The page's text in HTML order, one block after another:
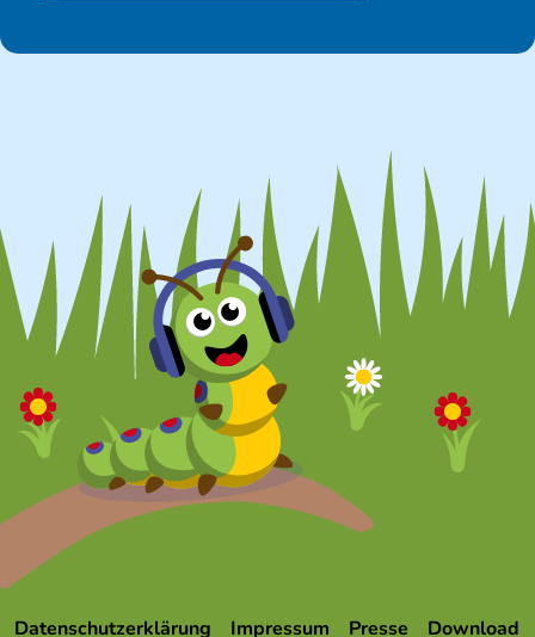
Datenschutzerklärung Impressum Presse Download